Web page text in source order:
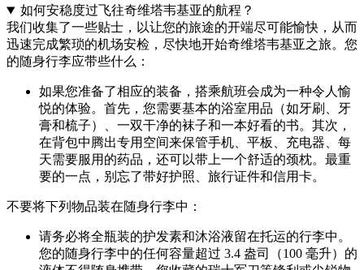
如何安稳度过飞往奇维塔韦基亚的航程？
我们收集了一些贴士，以让您的旅途的开端尽可能愉快，从而
迅速完成繁琐的机场安检，尽快地开始奇维塔韦基亚之旅。 您
的随身行李应带些什么：
如果您准备了相应的装备，搭乘航班会成为一种令人愉
悦的体验。首先，您需要基本的浴室用品（如牙刷、牙
膏和梳子）、一双干净的袜子和一本好看的书。其次，
在背包中腾出专用空间来保管手机、平板、充电器、每
天需要服用的药品，还可以带上一个舒适的颈枕。最重
要的一点，别忘了带好护照、旅行证件和信用卡。
不要将下列物品装在随身行李中：
请务必将全瓶装的护发素和沐浴液留在托运的行李中。
您的随身行李中的任何容量超过 3.4 盎司（100 毫升）的